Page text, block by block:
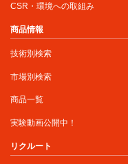
CSR・環境への取組み
商品情報
技術別検索
市場別検索
商品一覧
実験動画公開中！
リクルート